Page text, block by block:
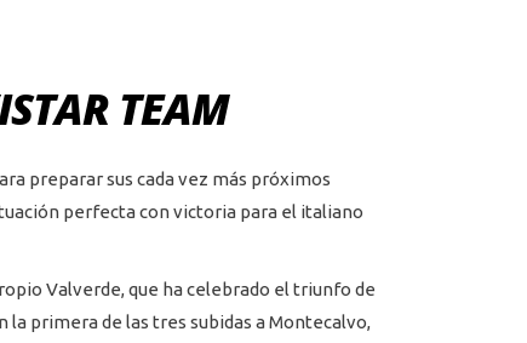
TEAM
preparar sus cada vez más próximos
perfecta con victoria para el italiano
Valverde, que ha celebrado el triunfo de
primera de las tres subidas a Montecalvo,